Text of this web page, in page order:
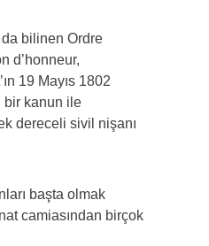
bilinen Ordre
d’honneur,
19 Mayıs 1802
bir kanun ile
dereceli sivil nişanı
başta olmak
camiasından birçok